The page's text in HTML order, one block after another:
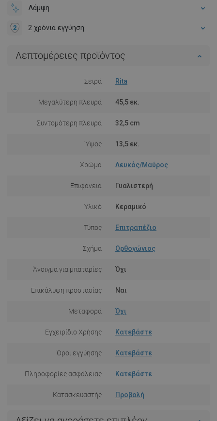
Λάμψη
2 χρόνια εγγύηση
Λεπτομέρειες προϊόντος
Σειρά Rita
Μεγαλύτερη πλευρά 45,5 εκ.
Συντομότερη πλευρά 32,5 cm
Ύψος 13,5 εκ.
Χρώμα Λευκός/Μαύρος
Επιφάνεια Γυαλιστερή
Υλικό Κεραμικό
Τύπος Επιτραπέζιο
Σχήμα Ορθογώνιος
Άνοιγμα για μπαταρίες Όχι
Επικάλυψη προστασίας Ναι
Μεταφορά Όχι
Εγχειρίδιο Χρήσης Κατεβάστε
Όροι εγγύησης Κατεβάστε
Πληροφορίες ασφάλειας Κατεβάστε
Κατασκευαστής Προβολή